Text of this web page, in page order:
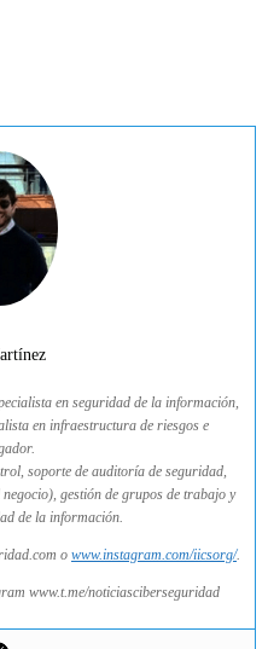
en seguridad de la información,
en infraestructura de riesgos e
soporte de auditoría de seguridad,
gestión de grupos de trabajo y
de la información.
o www.instagram.com/iicsorg/.
www.t.me/noticiasciberseguridad